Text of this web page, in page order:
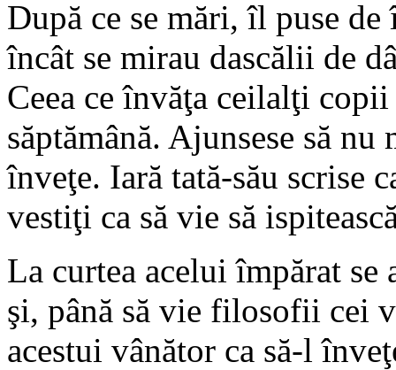
După ce se mări, îl puse
încât se mirau dascălii de
Ceea ce învăţa ceilalţi
săptămână. Ajunsese să nu
înveţe. Iară tată-său scrise
vestiţi ca să vie să
La curtea acelui împărat
şi, până să vie filosofii cei
acestui vânător ca să-l